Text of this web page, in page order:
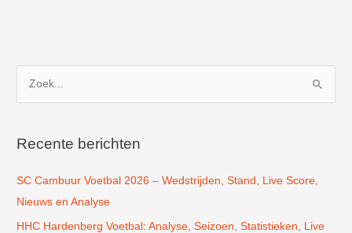
k
a
a
r
Recente berichten
SC Cambuur Voetbal 2026 – Wedstrijden, Stand, Live Score,
Nieuws en Analyse
HHC Hardenberg Voetbal: Analyse, Seizoen, Statistieken, Live